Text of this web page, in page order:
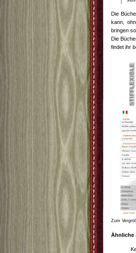
Die
kann,
bringen
Die
findet ihr
Zum
Ähnliche